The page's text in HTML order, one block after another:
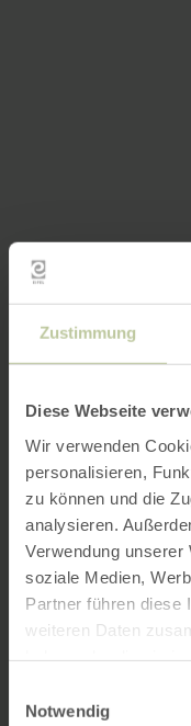
Zustimmung
Diese Webseite
Wir verwenden
personalisieren,
zu können und die
analysieren.
Verwendung
soziale Medien,
Partner führen diese
weiteren Daten
Notwendig